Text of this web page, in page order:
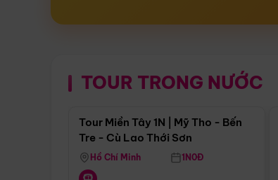
TOUR TRONG NƯỚC
Điểm nổi bật
Tour Miền Tây 1N | Mỹ Tho - Bến
Tre - Cù Lao Thới Sơn
Hồ Chí Minh 1N0Đ